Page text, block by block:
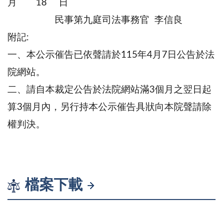
月 18 日
民事第九庭司法事務官 李信良
附記:
一、本公示催告已依聲請於115年4月7日公告於法
院網站。
二、請自本裁定公告於法院網站滿3個月之翌日起
算3個月內，另行持本公示催告具狀向本院聲請除
權判決。
檔案下載